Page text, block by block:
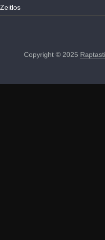
Zeitlos
Copyright © 2025